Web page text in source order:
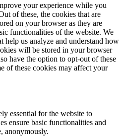
your experience while you
of these, the cookies that are
on your browser as they are
functionalities of the website. We
help us analyze and understand how
will be stored in your browser
have the option to opt-out of these
of these cookies may affect your
essential for the website to
ensure basic functionalities and
anonymously.